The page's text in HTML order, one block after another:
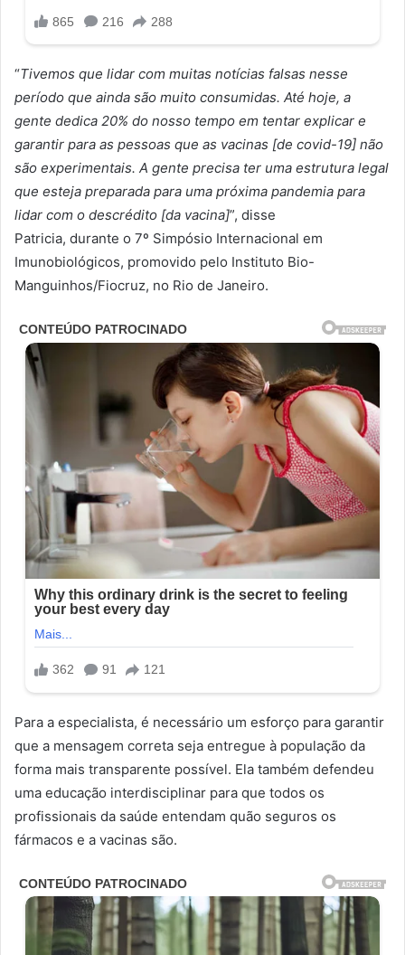
“Tivemos que lidar com muitas notícias falsas nesse
período que ainda são muito consumidas. Até hoje, a
gente dedica 20% do nosso tempo em tentar explicar e
garantir para as pessoas que as vacinas [de covid-19] não
são experimentais. A gente precisa ter uma estrutura legal
que esteja preparada para uma próxima pandemia para
lidar com o descrédito [da vacina]”, disse
Patricia, durante o 7º Simpósio Internacional em
Imunobiológicos, promovido pelo Instituto Bio-
Manguinhos/Fiocruz, no Rio de Janeiro.
Para a especialista, é necessário um esforço para garantir
que a mensagem correta seja entregue à população da
forma mais transparente possível. Ela também defendeu
uma educação interdisciplinar para que todos os
profissionais da saúde entendam quão seguros os
fármacos e a vacinas são.